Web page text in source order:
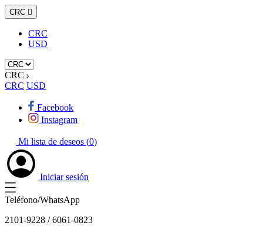
CRC 
CRC
USD
CRC
CRC USD
Facebook
Instagram
Mi lista de deseos (0)
Iniciar sesión
Teléfono/WhatsApp
2101-9228 / 6061-0823